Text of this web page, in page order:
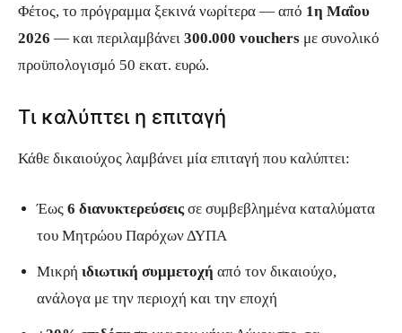
Φέτος, το πρόγραμμα ξεκινά νωρίτερα — από 1η Μαΐου
2026 — και περιλαμβάνει 300.000 vouchers με συνολικό
προϋπολογισμό 50 εκατ. ευρώ.
Τι καλύπτει η επιταγή
Κάθε δικαιούχος λαμβάνει μία επιταγή που καλύπτει:
Έως 6 διανυκτερεύσειςσε συμβεβλημένα καταλύματα
του Μητρώου Παρόχων ΔΥΠΑ
Μικρή ιδιωτική συμμετοχή από τον δικαιούχο,
ανάλογα με την περιοχή και την εποχή